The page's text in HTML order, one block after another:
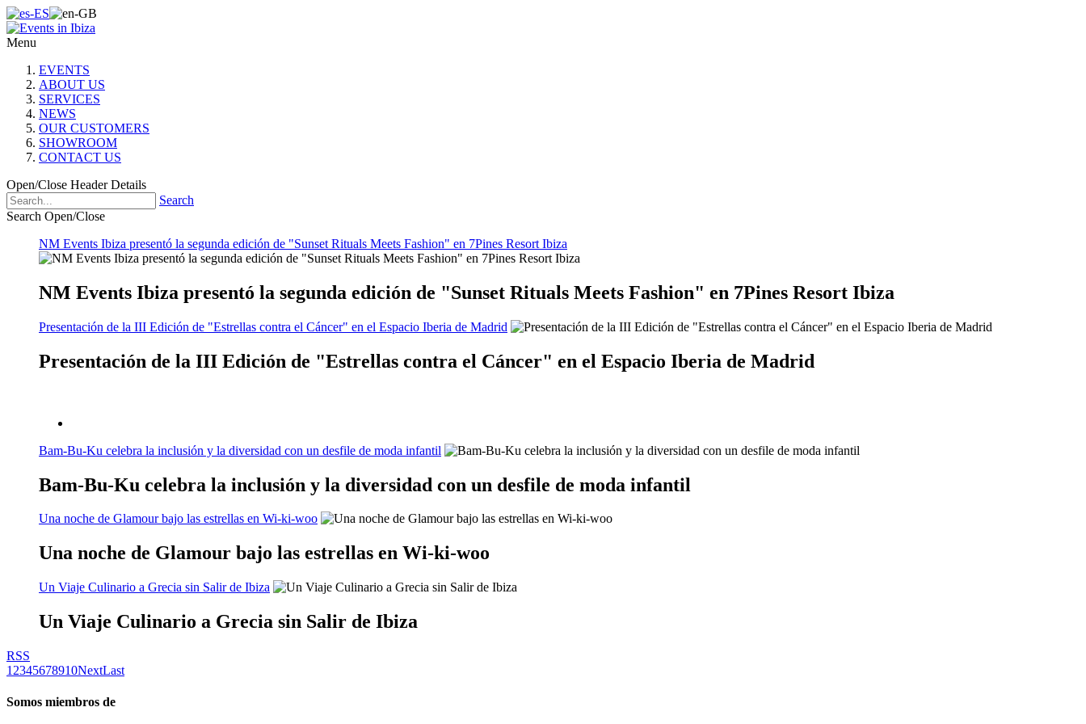
Menu
EVENTS
ABOUT US
SERVICES
NEWS
OUR CUSTOMERS
SHOWROOM
CONTACT US
Open/Close Header Details
Search
Search Open/Close
NM Events Ibiza presentó la segunda edición de "Sunset Rituals Meets Fashion" en 7Pines Resort Ibiza
NM Events Ibiza presentó la segunda edición de "Sunset Rituals Meets Fashion" en 7Pines Resort Ibiza
Presentación de la III Edición de "Estrellas contra el Cáncer" en el Espacio Iberia de Madrid
Presentación de la III Edición de "Estrellas contra el Cáncer" en el Espacio Iberia de Madrid
Bam-Bu-Ku celebra la inclusión y la diversidad con un desfile de moda infantil
Bam-Bu-Ku celebra la inclusión y la diversidad con un desfile de moda infantil
Una noche de Glamour bajo las estrellas en Wi-ki-woo
Una noche de Glamour bajo las estrellas en Wi-ki-woo
Un Viaje Culinario a Grecia sin Salir de Ibiza
Un Viaje Culinario a Grecia sin Salir de Ibiza
RSS
1 2345678910NextLast
Somos miembros de